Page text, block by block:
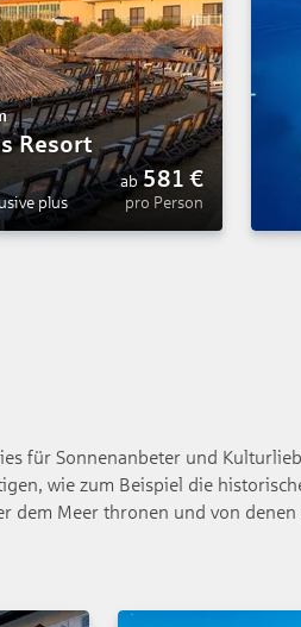
Resort
plus
ab 581 €
pro Person
für Sonnenanbeter und
wie zum Beispiel die
dem Meer thronen und von